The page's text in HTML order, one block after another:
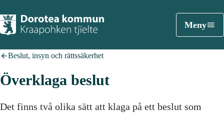
Meny
Beslut, insyn och rättssäkerhet
Överklaga beslut
Det finns två olika sätt att klaga på ett beslut som